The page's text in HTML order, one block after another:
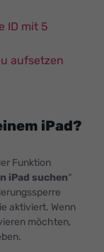
ID mit 5
aufsetzen
iPad?
Funktion
iPad suchen“
aktiviert. Wenn
möchten,